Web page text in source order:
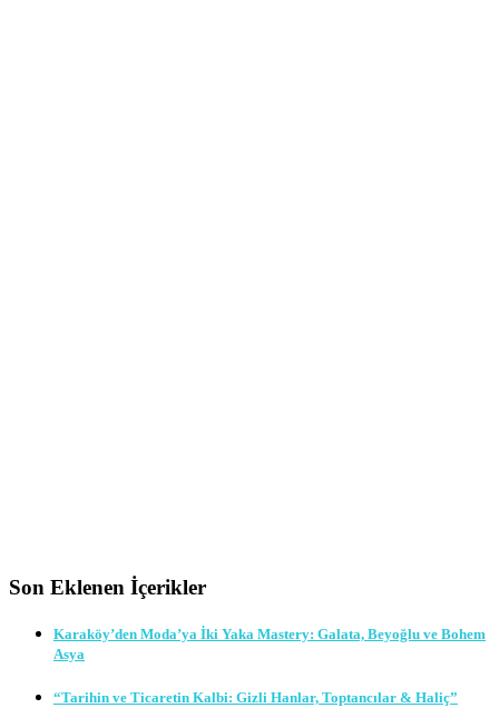
Son Eklenen İçerikler
Karaköy’den Moda’ya İki Yaka Mastery: Galata, Beyoğlu ve Bohem
Asya
“Tarihin ve Ticaretin Kalbi: Gizli Hanlar, Toptancılar & Haliç”